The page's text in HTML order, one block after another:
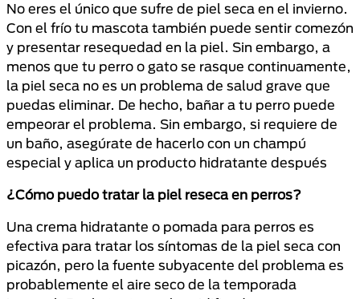
No eres el único que sufre de piel seca en el invierno.
Con el frío tu mascota también puede sentir comezón
y presentar resequedad en la piel. Sin embargo, a
menos que tu perro o gato se rasque continuamente,
la piel seca no es un problema de salud grave que
puedas eliminar. De hecho, bañar a tu perro puede
empeorar el problema. Sin embargo, si requiere de
un baño, asegúrate de hacerlo con un champú
especial y aplica un producto hidratante después
¿Cómo puedo tratar la piel reseca en perros?
Una crema hidratante o pomada para perros es
efectiva para tratar los síntomas de la piel seca con
picazón, pero la fuente subyacente del problema es
probablemente el aire seco de la temporada